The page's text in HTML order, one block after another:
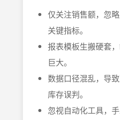
仅关注销售额，忽
关键指标。
报表模板生搬硬套
巨大。
数据口径混乱，导
库存误判。
忽视自动化工具，